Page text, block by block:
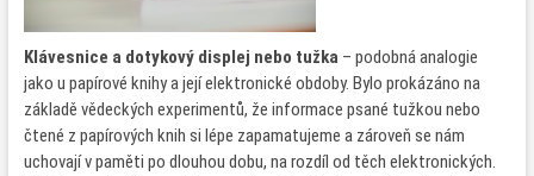
Klávesnice a dotykový displej nebo tužka– podobná analogie
jako u papírové knihy a její elektronické obdoby. Bylo prokázáno na
základě vědeckých experimentů, že informace psané tužkou nebo
čtené z papírových knih si lépe zapamatujeme a zároveň se nám
uchovají v paměti po dlouhou dobu, na rozdíl od těch elektronických.